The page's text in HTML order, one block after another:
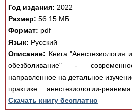
Год издания: 2022
Размер: 56.15 МБ
Формат: pdf
Язык: Русский
Описание: Книга "Анестезиология
обезболивание" -
направленное на детальное
практике анестезиологии-
Скачать книгу бесплатно